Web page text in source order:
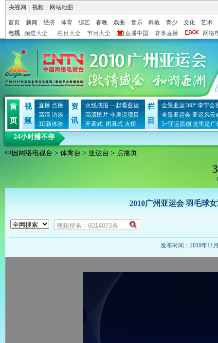
央视网 视频 网站地图
首页 新闻 经济 体育 综艺 春晚 戏曲 音乐 科教 青少 文化
艺术
电视
频道大全 栏目大全 节目大全 直播中国 赛事直播 网络
首
页
视
频
直播 点播
高清 访谈
3D新体验
资
讯
火线战报 一起看亚运
高清图片 非奥运项目
开幕式 闭幕式 火炬
栏
目
全景亚运360° 李宁会
全景亚运会 亚运风云
5+亚运原创 这里是广
24小时播不停
中国网络电视台 > 体育台 > 亚运台 > 点播页
2010广州亚运会 羽毛球
发布时间：2010年11